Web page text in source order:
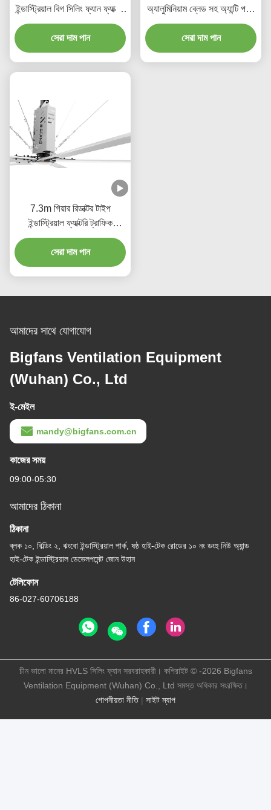
ইন্ডাস্ট্রিয়াল বিগ সিলিং ফ্যান ফ্যাক্টরি
জন্য
সেরা দাম পান
অ্যালুমিনিয়াম ব্লেড সহ অ্যান্টি পতন
গিয়ারবক্স শিল্প সিলিং ভ্যান
সেরা দাম পান
7.3m গিয়ার রিডাক্টর টাইপ
ইন্ডাস্ট্রিয়াল ফ্যাক্টরি ট্রাফিক
স্টেশনের জন্য ভিএলএস ভ্যান
সেরা দাম পান
আমাদের সাথে যোগাযোগ
Bigfans Ventilation Equipment
(Wuhan) Co., Ltd
ই-মেইল
mandy@bigfans.com.cn
কাজের সময়
09:00-05:30
আমাদের ঠিকানা
ঠিকানা
ব্লক ১০, বিল্ডিং ২, ঝংবো ইন্ডাস্ট্রিয়াল পার্ক, ষষ্ঠ হাই-টেক রোডের ১০ নং ডংহু নিউ অ্যান্ড
হাই-টেক ইন্ডাস্ট্রিয়াল ডেভেলপমেন্ট জোন উহান
টেলিফোন
86-027-60706188
গোপনীয়তা নীতি| সাইট ম্যাপ
চীন ভালো মানের HVLS সিলিং ফ্যান সরবরাহকারী। কপিরাইট © -2026 Bigfans
Ventilation Equipment (Wuhan) Co., Ltd সমস্ত অধিকার সংরক্ষিত।